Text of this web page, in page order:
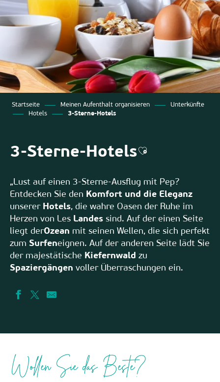
Startseite Meinen Aufenthalt organisieren
Unterkünfte
Hotels
3-Sterne-Hotels
3-Sterne-HotelsAjouter aux
„Lust auf einen 3-Sterne-Ausflug mit Pep?
Entdecken Sie den Komfort und die Eleganz
unsererHotels, die wahre Oasen der Ruhe im
Herzen von Les Landes sind. Auf der einen Seite
liegt derOzean mit seinen Wellen, die sich perfekt
zum Surfeneignen. Auf der anderen Seite lädt Sie
der majestätische Kiefernwald zu
Spaziergängen voller Überraschungen ein.
Wollen Sie das Beste?